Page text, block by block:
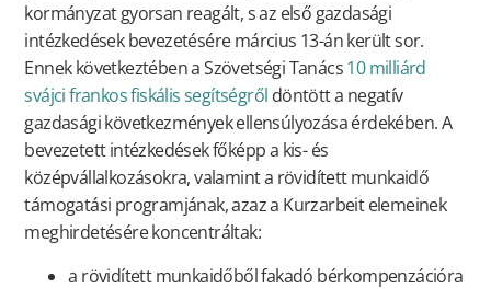
kormányzat gyorsan reagált, s az első gazdasági
intézkedések bevezetésére március 13-án került sor.
Ennek következtében a Szövetségi Tanács10 milliárd
svájci frankos fiskális segítségről döntött a negatív
gazdasági következmények ellensúlyozása érdekében. A
bevezetett intézkedések főképp a kis- és
középvállalkozásokra, valamint a rövidített munkaidő
támogatási programjának, azaz a Kurzarbeit elemeinek
meghirdetésére koncentráltak:
a rövidített munkaidőből fakadó bérkompenzációra